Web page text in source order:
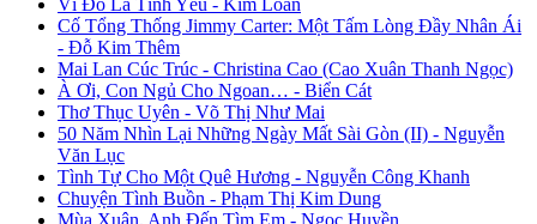
Vì Đó Là Tình Yêu - Kim Loan
Cố Tổng Thống Jimmy Carter: Một Tấm Lòng Đầy Nhân Ái
- Đỗ Kim Thêm
Mai Lan Cúc Trúc - Christina Cao (Cao Xuân Thanh Ngọc)
À Ơi, Con Ngủ Cho Ngoan… - Biển Cát
Thơ Thục Uyên - Võ Thị Như Mai
50 Năm Nhìn Lại Những Ngày Mất Sài Gòn (II) - Nguyễn
Văn Lục
Tình Tự Cho Một Quê Hương - Nguyễn Công Khanh
Chuyện Tình Buồn - Phạm Thị Kim Dung
Mùa Xuân, Anh Đến Tìm Em - Ngọc Huyền